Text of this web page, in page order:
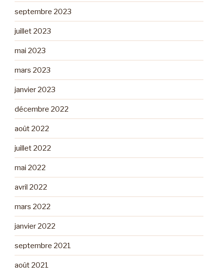
septembre 2023
juillet 2023
mai 2023
mars 2023
janvier 2023
décembre 2022
août 2022
juillet 2022
mai 2022
avril 2022
mars 2022
janvier 2022
septembre 2021
août 2021